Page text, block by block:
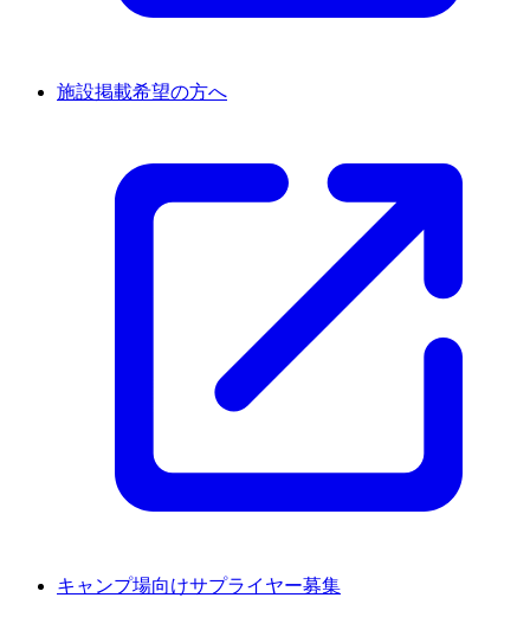
施設掲載希望の方へ
キャンプ場向けサプライヤー募集